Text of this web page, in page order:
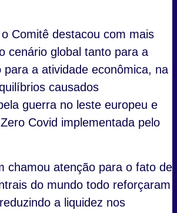
Comitê destacou com mais
cenário global tanto para a
para a atividade econômica, na
causados
guerra no leste europeu e
Covid implementada pelo
chamou atenção para o fato de
do mundo todo reforçaram
a liquidez nos